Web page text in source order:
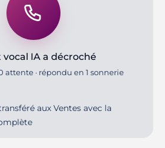
IA a décroché
attente · répondu en 1 sonnerie
aux Ventes avec la